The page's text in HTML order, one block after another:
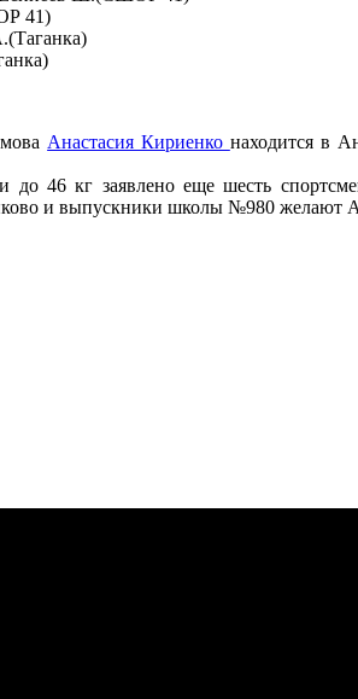
41)
Анастасия Кириенко находится в
до 46 кг заявлено еще шесть
и выпускники школы №980 желают